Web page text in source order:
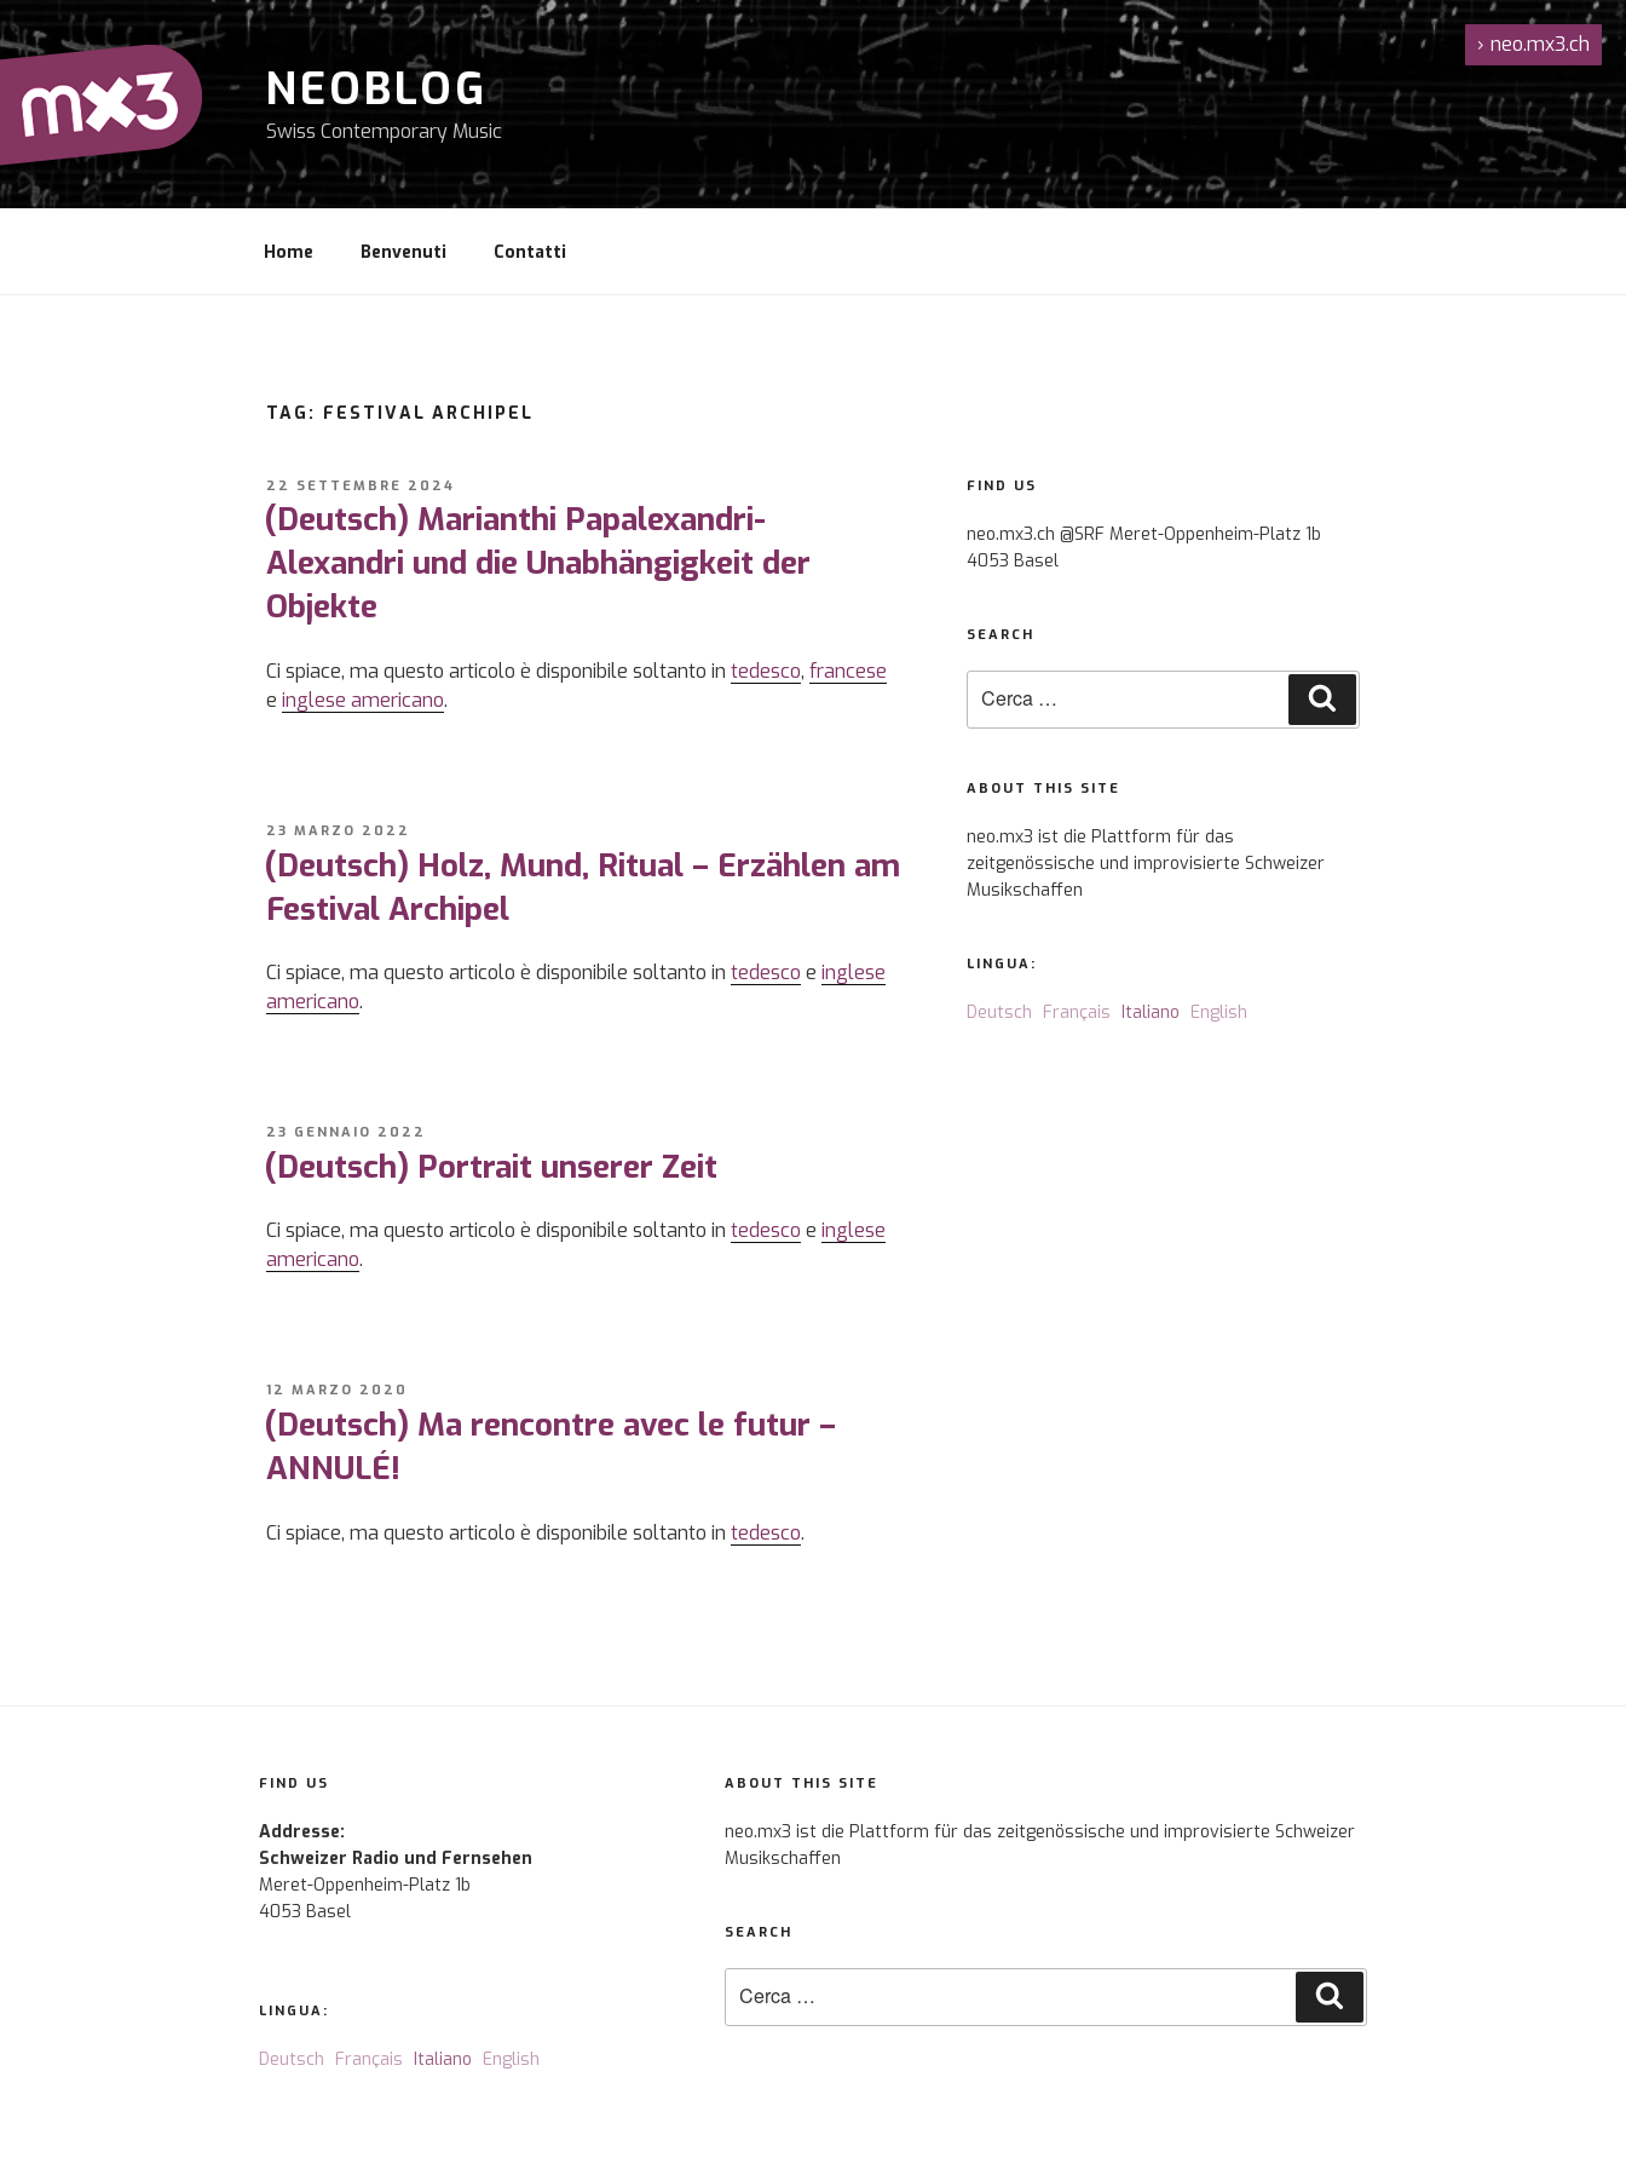
Salta
al
NEOBLOG
Swiss Contemporary Music
Home Benvenuti Contatti
› neo.mx3.ch
TAG: FESTIVAL ARCHIPEL
PUBBLICATO
IL
22 SETTEMBRE 2024
(Deutsch) Marianthi Papalexandri-
Alexandri und die Unabhängigkeit der
Objekte
Ci spiace, ma questo articolo è disponibile soltanto in tedesco, francese
e inglese americano.
PUBBLICATO
IL
23 MARZO 2022
(Deutsch) Holz, Mund, Ritual – Erzählen am
Festival Archipel
Ci spiace, ma questo articolo è disponibile soltanto in tedesco e inglese
americano.
PUBBLICATO
IL
23 GENNAIO 2022
(Deutsch) Portrait unserer Zeit
Ci spiace, ma questo articolo è disponibile soltanto in tedesco e inglese
americano.
PUBBLICATO
IL
12 MARZO 2020
(Deutsch) Ma rencontre avec le futur –
ANNULÉ!
Ci spiace, ma questo articolo è disponibile soltanto in tedesco.
FIND US
neo.mx3.ch @SRF Meret-Oppenheim-Platz 1b
4053 Basel
SEARCH
ABOUT THIS SITE
neo.mx3 ist die Plattform für das
zeitgenössische und improvisierte Schweizer
Musikschaffen
LINGUA:
Deutsch Français Italiano English
FIND US
Addresse:
Schweizer Radio und Fernsehen
Meret-Oppenheim-Platz 1b
4053 Basel
LINGUA:
Deutsch Français Italiano English
ABOUT THIS SITE
neo.mx3 ist die Plattform für das zeitgenössische und improvisierte Schweizer
Musikschaffen
SEARCH